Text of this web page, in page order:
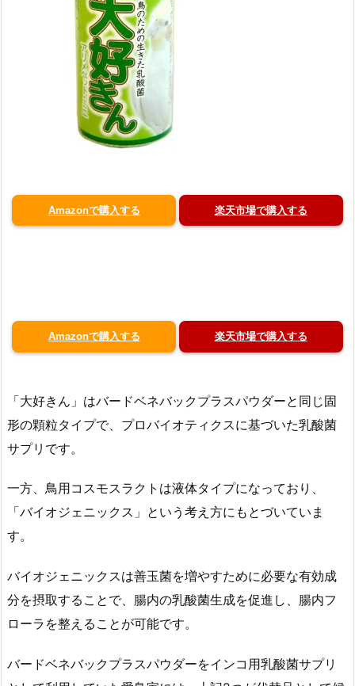
Amazonで購入する 楽天市場で購入する
Amazonで購入する 楽天市場で購入する
「大好きん」はバードベネバックプラスパウダーと同じ固
形の顆粒タイプで、プロバイオティクスに基づいた乳酸菌
サプリです。
一方、鳥用コスモスラクトは液体タイプになっており、
「バイオジェニックス」という考え方にもとづいていま
す。
バイオジェニックスは善玉菌を増やすために必要な有効成
分を摂取することで、腸内の乳酸菌生成を促進し、腸内フ
ローラを整えることが可能です。
バードベネバックプラスパウダーをインコ用乳酸菌サプリ